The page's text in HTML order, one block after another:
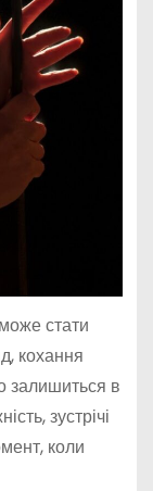
стати
кохання
залишиться в
зустрічі
коли